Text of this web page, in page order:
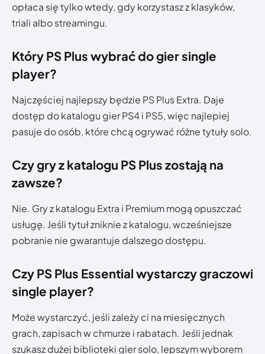
opłaca się tylko wtedy, gdy korzystasz z klasyków,
triali albo streamingu.
Który PS Plus wybrać do gier single
player?
Najczęściej najlepszy będzie PS Plus Extra. Daje
dostęp do katalogu gier PS4 i PS5, więc najlepiej
pasuje do osób, które chcą ogrywać różne tytuły solo.
Czy gry z katalogu PS Plus zostają na
zawsze?
Nie. Gry z katalogu Extra i Premium mogą opuszczać
usługę. Jeśli tytuł zniknie z katalogu, wcześniejsze
pobranie nie gwarantuje dalszego dostępu.
Czy PS Plus Essential wystarczy graczowi
single player?
Może wystarczyć, jeśli zależy ci na miesięcznych
grach, zapisach w chmurze i rabatach. Jeśli jednak
szukasz dużej biblioteki gier solo, lepszym wyborem